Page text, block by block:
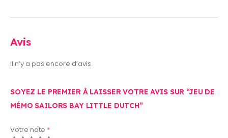
Avis
Il n’y a pas encore d’avis.
SOYEZ LE PREMIER À LAISSER VOTRE AVIS SUR “JEU DE
MÉMO SAILORS BAY LITTLE DUTCH”
Votre note *